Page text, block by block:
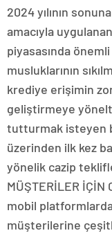
2024 yılının
amacıyla
piyasasında
musluklarının
krediye erişimin
geliştirmeye
tutturmak isteyen
üzerinden ilk kez
yönelik cazip
MÜŞTERİLER
mobil
müşterilerine